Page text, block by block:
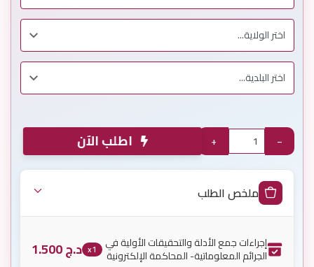
−
+ اطلب الآن
ملخص الطلب
إجراءات جمع الأدلة والتحقيقات الأولية في
الجرائم المعلوماتية- المحاكمة الإلكترونية x1 د.ج